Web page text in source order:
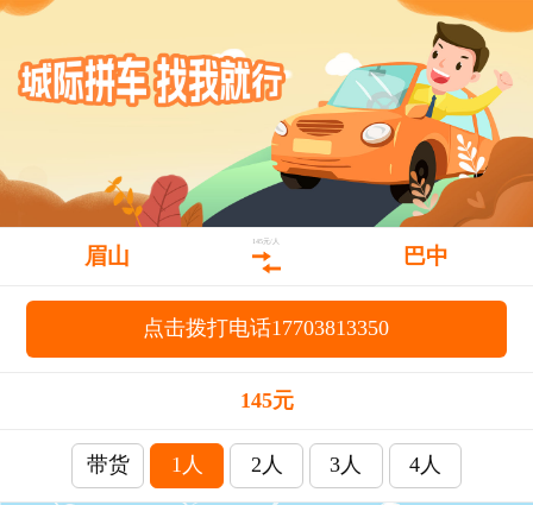
眉山
145元/人
巴中
点击拨打电话17703813350
145元
带货 1人 2人 3人 4人